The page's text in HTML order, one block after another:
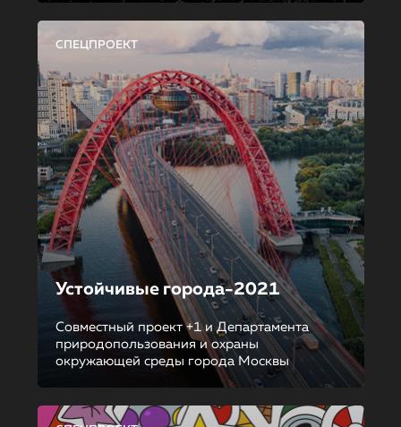
СПЕЦПРОЕКТ
Устойчивые города-2021
Совместный проект +1 и Департамента
природопользования и охраны
окружающей среды города Москвы